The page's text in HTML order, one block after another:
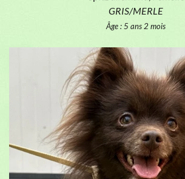
GRIS/MERLE
Âge : 5 ans 2 mois